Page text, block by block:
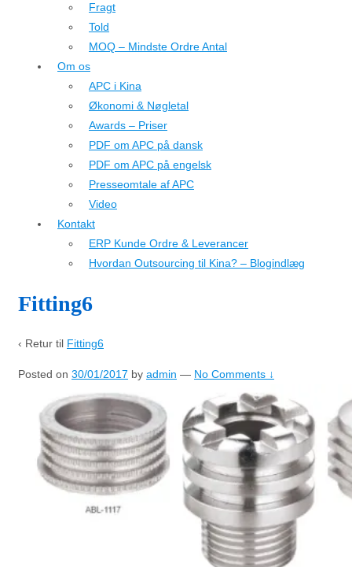
Fragt
Told
MOQ – Mindste Ordre Antal
Om os
APC i Kina
Økonomi & Nøgletal
Awards – Priser
PDF om APC på dansk
PDF om APC på engelsk
Presseomtale af APC
Video
Kontakt
ERP Kunde Ordre & Leverancer
Hvordan Outsourcing til Kina? – Blogindlæg
Fitting6
‹ Retur til Fitting6
Posted on 30/01/2017 by admin — No Comments ↓